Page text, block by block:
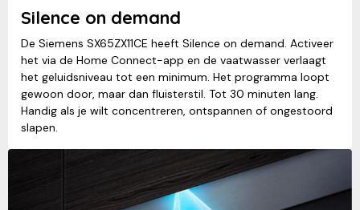
Silence on demand
De Siemens SX65ZX11CE heeft Silence on demand. Activeer
het via de Home Connect-app en de vaatwasser verlaagt
het geluidsniveau tot een minimum. Het programma loopt
gewoon door, maar dan fluisterstil. Tot 30 minuten lang.
Handig als je wilt concentreren, ontspannen of ongestoord
slapen.